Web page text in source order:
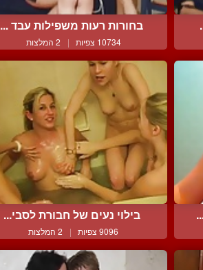
בחורות רעות משפילות עבד ...
10734 צפיות | 2 המלצות
בילוי נעים של חבורת לסבי...
9096 צפיות | 2 המלצות